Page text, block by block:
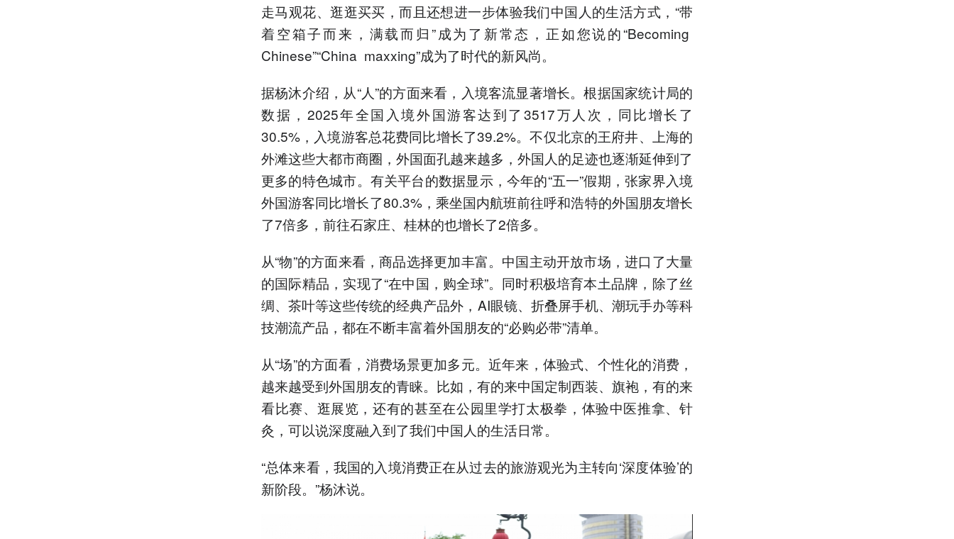
走马观花、逛逛买买，而且还想进一步体验我们中国人的生活方式，“带
着空箱子而来，满载而归”成为了新常态，正如您说的“Becoming
Chinese”“China maxxing”成为了时代的新风尚。
据杨沐介绍，从“人”的方面来看，入境客流显著增长。根据国家统计局的
数据，2025年全国入境外国游客达到了3517万人次，同比增长了
30.5%，入境游客总花费同比增长了39.2%。不仅北京的王府井、上海的
外滩这些大都市商圈，外国面孔越来越多，外国人的足迹也逐渐延伸到了
更多的特色城市。有关平台的数据显示，今年的“五一”假期，张家界入境
外国游客同比增长了80.3%，乘坐国内航班前往呼和浩特的外国朋友增长
了7倍多，前往石家庄、桂林的也增长了2倍多。
从“物”的方面来看，商品选择更加丰富。中国主动开放市场，进口了大量
的国际精品，实现了“在中国，购全球”。同时积极培育本土品牌，除了丝
绸、茶叶等这些传统的经典产品外，AI眼镜、折叠屏手机、潮玩手办等科
技潮流产品，都在不断丰富着外国朋友的“必购必带”清单。
从“场”的方面看，消费场景更加多元。近年来，体验式、个性化的消费，
越来越受到外国朋友的青睐。比如，有的来中国定制西装、旗袍，有的来
看比赛、逛展览，还有的甚至在公园里学打太极拳，体验中医推拿、针
灸，可以说深度融入到了我们中国人的生活日常。
“总体来看，我国的入境消费正在从过去的旅游观光为主转向‘深度体验’的
新阶段。”杨沐说。